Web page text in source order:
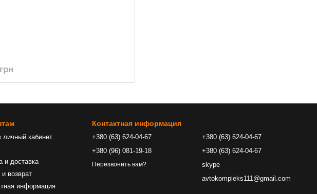
личный кабинет
и доставка
возврат
информация
Контактная информация
+380 (63) 624-04-67
+380 (96) 081-19-18
Перезвонить вам?
+380 (63) 624-04-67
+380 (63) 624-04-67
skype
avtokompleks111@gmail.com